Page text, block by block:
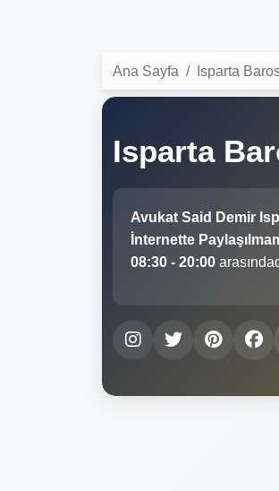
Ana Sayfa Isparta
Isparta
Avukat Said Demir
İnternette
08:30 - 20:00